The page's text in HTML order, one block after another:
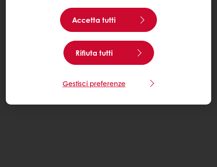
Accetta tutti
Rifiuta tutti
Gestisci preferenze